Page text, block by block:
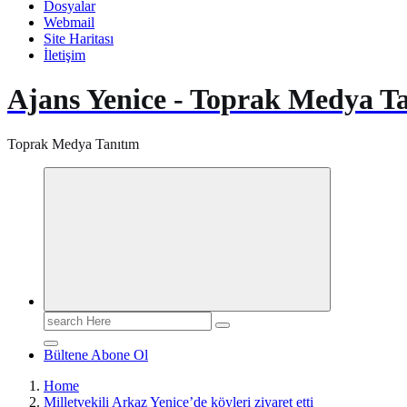
Dosyalar
Webmail
Site Haritası
İletişim
Ajans Yenice - Toprak Medya
Toprak Medya Tanıtım
Search
for:
Bültene Abone Ol
Home
Milletvekili Arkaz Yenice’de köyleri ziyaret etti